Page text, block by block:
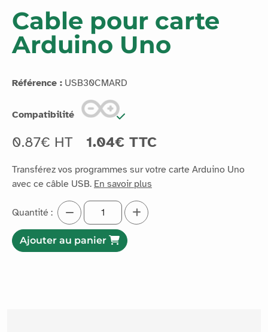
Cable pour carte
Arduino Uno
Référence : USB30CMARD
Compatibilité
0.87€ HT 1.04€ TTC
Transférez vos programmes sur votre carte Arduino Uno
avec ce câble USB. En savoir plus
Quantité :
Ajouter au panier